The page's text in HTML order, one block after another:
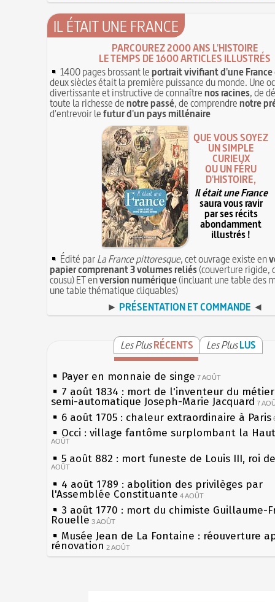
IL ÉTAIT UNE FRANCE
PARCOUREZ 2000 ANS L'HISTOIRE
LE TEMPS DE 1600 ARTICLES ILLUSTRÉS
1400 pages brossant leportrait vivifiant d'une France
deux siècles était la première puissance du monde. Une
divertissante et instructive de connaîtrenos racines, de
toute la richesse denotre passé, de comprendrenotre
d'entrevoir lefutur d'un pays millénaire
QUE VOUS SOYEZ
UN SIMPLE
CURIEUX
OU UN FÉRU
D'HISTOIRE,
Il était une France
saura vous ravir
par ses récits
abondamment
illustrés !
Édité parLa France pittoresque, cet ouvrage existe en
papier comprenant 3 volumes reliés(couverture rigide,
cousu) ET enversion numérique(incluant une table des
une table thématique cliquables)
► PRÉSENTATION ET COMMANDE ◄
Les PlusRÉCENTS Les PlusLUS
Payer en monnaie de singe 7 AOÛT
7 août 1834 : mort de l'inventeur du
semi-automatique Joseph-Marie Jacquard 7
6 août 1705 : chaleur extraordinaire à Paris
Occi : village fantôme surplombant la
AOÛT
5 août 882 : mort funeste de Louis III, roi
AOÛT
4 août 1789 : abolition des privilèges par
l'Assemblée Constituante 4 AOÛT
3 août 1770 : mort du chimiste Guillaume-
Rouelle 3 AOÛT
Musée Jean de La Fontaine : réouverture
rénovation 2 AOÛT
2 août 1802 : Bonaparte est nommé